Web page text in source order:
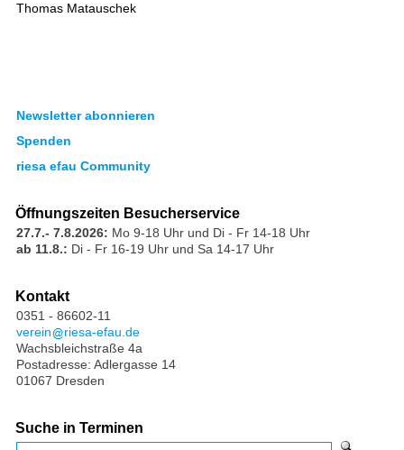
Thomas Matauschek
Newsletter abonnieren
Spenden
riesa efau Community
Öffnungszeiten Besucherservice
27.7.- 7.8.2026: Mo 9-18 Uhr und Di - Fr 14-18 Uhr
ab 11.8.: Di - Fr 16-19 Uhr und Sa 14-17 Uhr
Kontakt
0351 - 86602-11
verein
riesa-efau.de
Wachsbleichstraße 4a
Postadresse: Adlergasse 14
01067 Dresden
Suche in Terminen